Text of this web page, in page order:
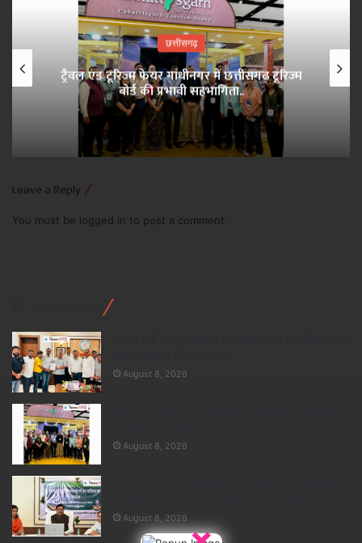
छत्तीसगढ़
ट्रैवल एंड टूरिज्म फेयर गांधीनगर में छत्तीसगढ़ टूरिज्म
बोर्ड की प्रभावी सहभागिता..
Leave a Reply
You must be logged in to post a comment.
August 8, 2026
August 8, 2026
August 8, 2026